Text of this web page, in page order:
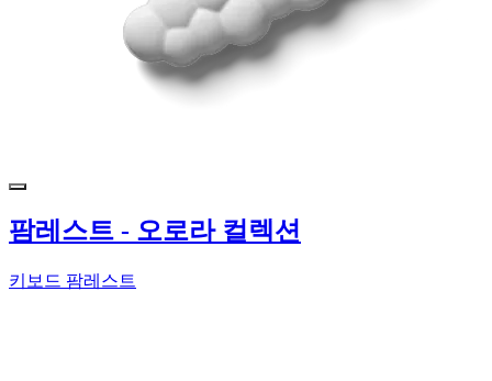
팜레스트 - 오로라 컬렉션
키보드 팜레스트